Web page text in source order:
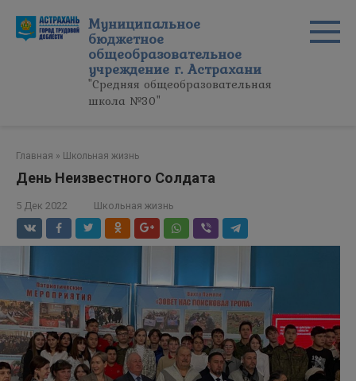
контенту
Муниципальное
бюджетное
общеобразовательное
учреждение г. Астрахани
"Средняя общеобразовательная
школа №30"
Главная » Школьная жизнь
День Неизвестного Солдата
5 Дек 2022 Школьная жизнь